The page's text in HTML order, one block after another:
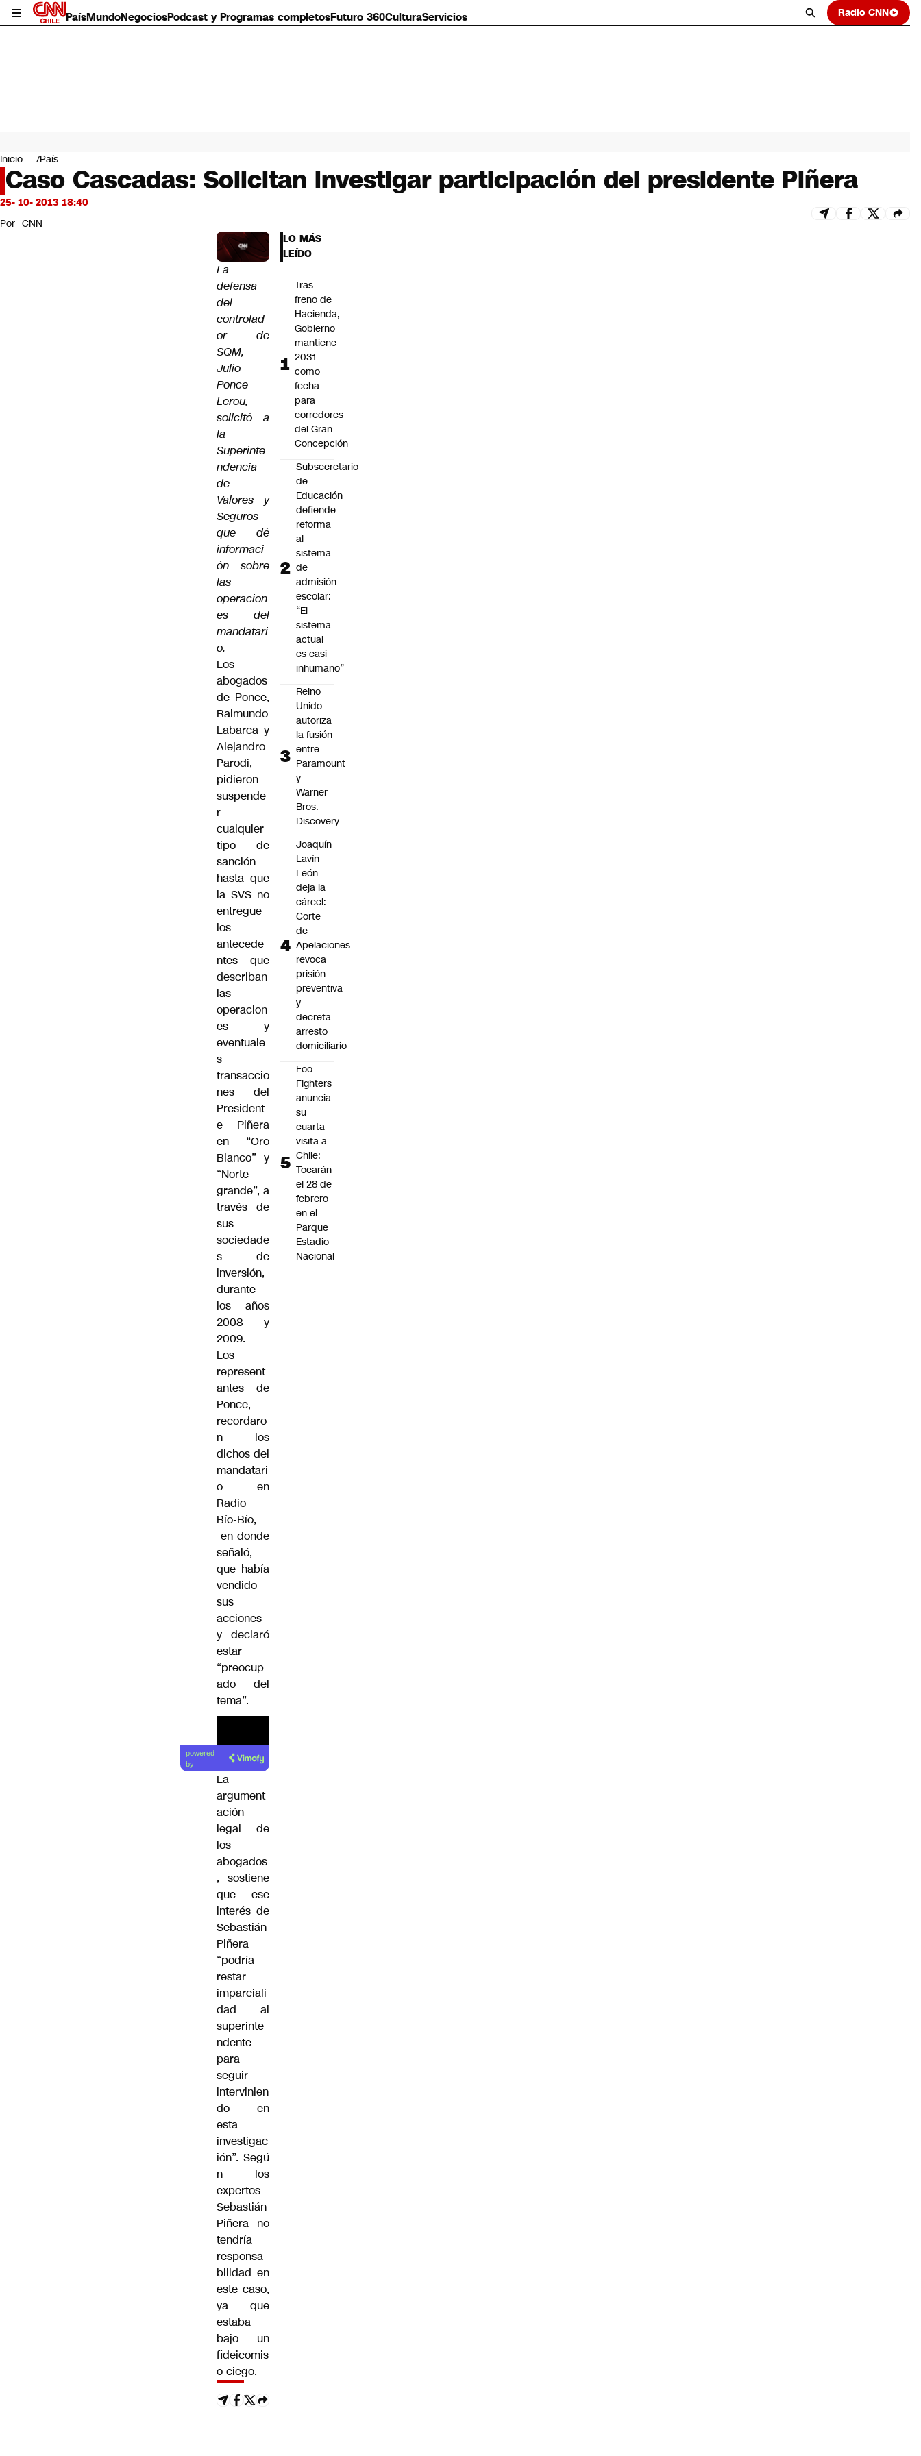
PaísMundoNegociosPodcast y Programas completosFuturo 360CulturaServicios Radio CNN
Mundo
Negocios
Deportes
Programas completos
Servicios
Inicio País
Caso Cascadas: Solicitan investigar participación del presidente Piñera
25- 10- 2013 18:40
Por CNN
La
defensa
del
controlad
or de
SQM,
Julio
Ponce
Lerou,
solicitó a
la
Superinte
ndencia
de
Valores y
Seguros
que dé
informaci
ón sobre
las
operacion
es del
mandatari
o.
Los
abogados
de Ponce,
Raimundo
Labarca y
Alejandro
Parodi,
pidieron
suspende
r
cualquier
tipo de
sanción
hasta que
la SVS no
entregue
los
antecede
ntes que
describan
las
operacion
es y
eventuale
s
transaccio
nes del
President
e Piñera
en “Oro
Blanco” y
“Norte
grande”, a
través de
sus
sociedade
s de
inversión,
durante
los años
2008 y
2009.
Los
represent
antes de
Ponce,
recordaro
n los
dichos del
mandatari
o en
Radio
Bío-Bío,
en donde
señaló,
que había
vendido
sus
acciones
y declaró
estar
“preocup
ado del
tema”.
powered
by
La
argument
ación
legal de
los
abogados
, sostiene
que ese
interés de
Sebastián
Piñera
“podría
restar
imparciali
dad al
superinte
ndente
para
seguir
intervinien
do en
esta
investigac
ión”.Segú
n los
expertos
Sebastián
Piñera no
tendría
responsa
bilidad en
este caso,
ya que
estaba
bajo un
fideicomis
o ciego.
LO MÁS
LEÍDO
Tras
freno de
Hacienda,
Gobierno
mantiene
2031
como
fecha
para
corredores
del Gran
Concepción
Subsecretario
de
Educación
defiende
reforma
al
sistema
de
admisión
escolar:
“El
sistema
actual
es casi
inhumano”
Reino
Unido
autoriza
la fusión
entre
Paramount
y
Warner
Bros.
Discovery
Joaquín
Lavín
León
deja la
cárcel:
Corte
de
Apelaciones
revoca
prisión
preventiva
y
decreta
arresto
domiciliario
Foo
Fighters
anuncia
su
cuarta
visita a
Chile:
Tocarán
el 28 de
febrero
en el
Parque
Estadio
Nacional